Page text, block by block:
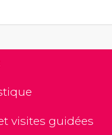
visites guidées